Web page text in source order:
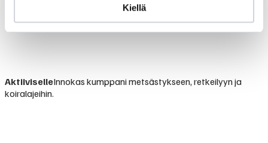
Kiellä
AktiiviselleInnokas kumppani metsästykseen, retkeilyyn ja
koiralajeihin.